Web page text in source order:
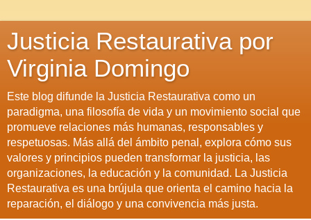
Justicia Restaurativa por
Virginia Domingo
Este blog difunde la Justicia Restaurativa como un
paradigma, una filosofía de vida y un movimiento social que
promueve relaciones más humanas, responsables y
respetuosas. Más allá del ámbito penal, explora cómo sus
valores y principios pueden transformar la justicia, las
organizaciones, la educación y la comunidad. La Justicia
Restaurativa es una brújula que orienta el camino hacia la
reparación, el diálogo y una convivencia más justa.